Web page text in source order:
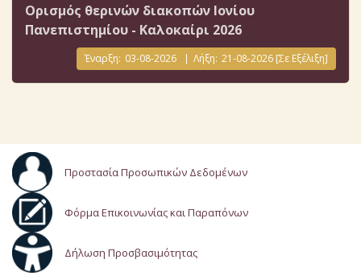
Ορισμός θερινών διακοπών Ιονίου
Πανεπιστημίου - Καλοκαίρι 2026
Έναρξη: 03-08-2026 | Λήξη: 21-08-2026 [Σε Εξέλιξη]
Προστασία Προσωπικών Δεδομένων
Φόρμα Επικοινωνίας και Παραπόνων
Δήλωση Προσβασιμότητας